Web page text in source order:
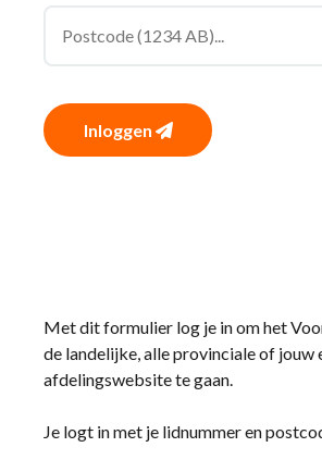
Inloggen
Met dit formulier log je in om het
de landelijke, alle provinciale of jouw
afdelingswebsite te gaan.
Je logt in met je lidnummer en